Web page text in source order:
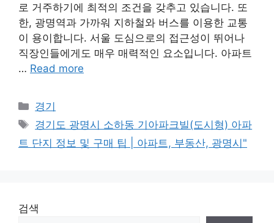
로 거주하기에 최적의 조건을 갖추고 있습니다. 또
한, 광명역과 가까워 지하철와 버스를 이용한 교통
이 용이합니다. 서울 도심으로의 접근성이 뛰어나
직장인들에게도 매우 매력적인 요소입니다. 아파트
… Read more
Categories
경기
Tags
경기도 광명시 소하동 기아파크빌(도시형) 아파
트 단지 정보 및 구매 팁 | 아파트, 부동산, 광명시"
검색